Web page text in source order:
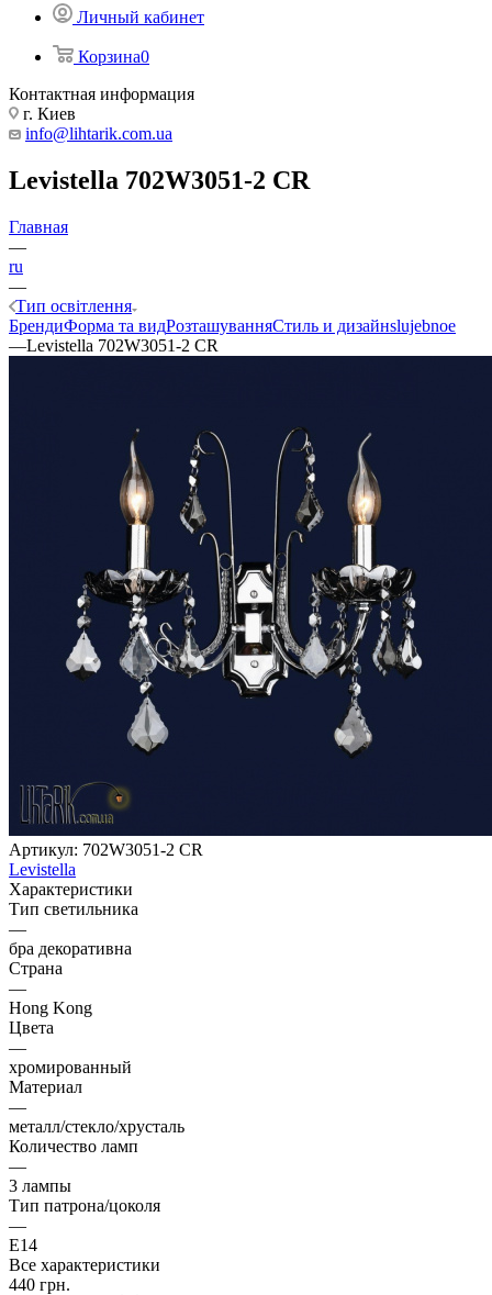
Личный кабинет
Корзина0
Контактная информация
г. Киев
info@lihtarik.com.ua
Levistella 702W3051-2 CR
Главная
—
ru
—
Тип освітлення
БрендиФорма та видРозташуванняСтиль и дизайнslujebnoe
—Levistella 702W3051-2 CR
Артикул: 702W3051-2 CR
Levistella
Характеристики
Тип светильника
—
бра декоративна
Страна
—
Hong Kong
Цвета
—
хромированный
Материал
—
металл/стекло/хрусталь
Количество ламп
—
3 лампы
Тип патрона/цоколя
—
E14
Все характеристики
440 грн.